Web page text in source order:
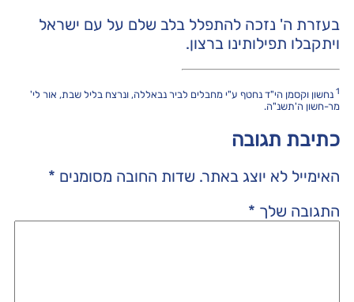
בעזרת ה' נזכה להתפלל בלב שלם על עם ישראל
ויתקבלו תפילותינו ברצון.
1 נחשון וקסמן הי"ד נחטף ע"י מחבלים לביר נבאללה, ונרצח בליל שבת, אור לי'
מר-חשון ה'תשנ"ה.
כתיבת תגובה
האימייל לא יוצג באתר. שדות החובה מסומנים *
התגובה שלך *